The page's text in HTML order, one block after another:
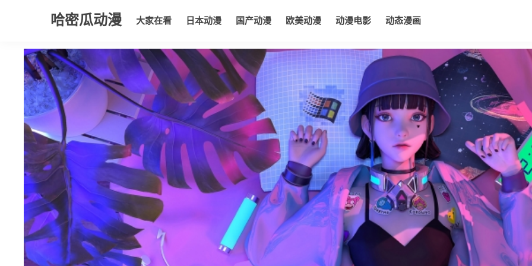
哈密瓜动漫 大家在看 日本动漫 国产动漫 欧美动漫 动漫电影 动态漫画
大家在看 日本动漫 国产动漫 欧美动漫 动漫电影 动态漫画